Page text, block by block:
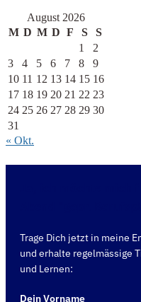
August 2026
M D M D F S
S
1
2
3
4 5 6 7 8
9
10 11 12 13 14 15 16
17 18 19 20 21 22 23
24 25 26 27 28 29 30
31
« Okt.
Trage Dich jetzt in meine
und erhalte regelmässige
und Lernen:
Dein Vorname